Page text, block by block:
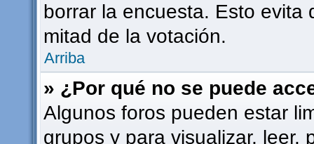
borrar la encuesta. Esto evita
mitad de la votación.
Arriba
» ¿Por qué no se puede
Algunos foros pueden estar
grupos y para visualizar, leer,